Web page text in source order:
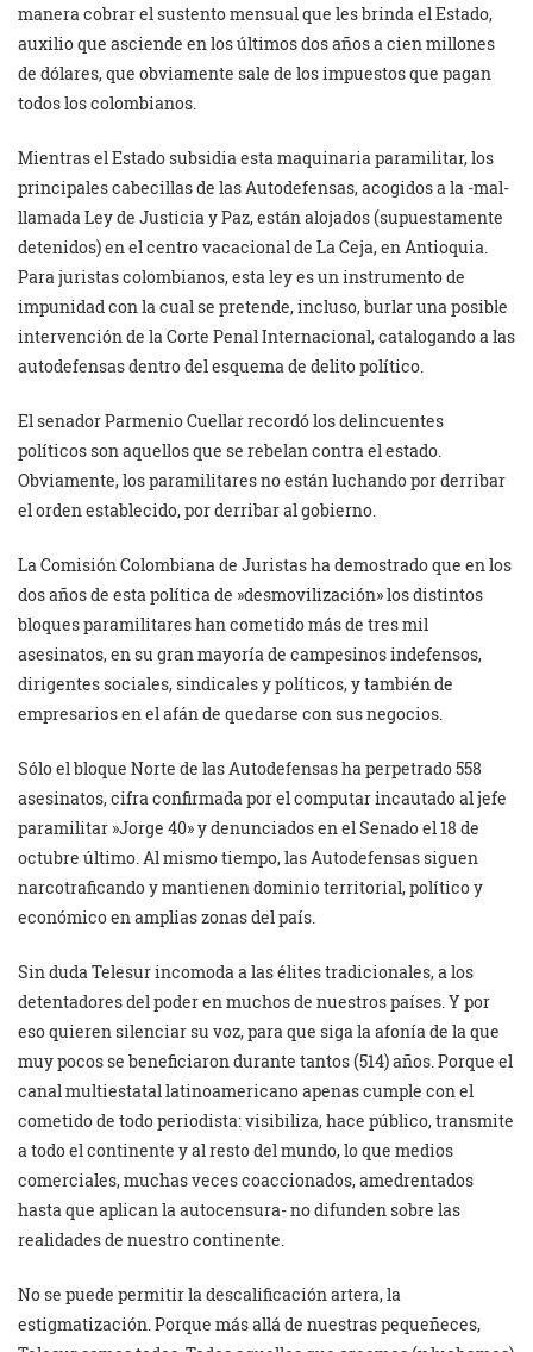
manera cobrar el sustento mensual que les brinda el Estado,
auxilio que asciende en los últimos dos años a cien millones
de dólares, que obviamente sale de los impuestos que pagan
todos los colombianos.
Mientras el Estado subsidia esta maquinaria paramilitar, los
principales cabecillas de las Autodefensas, acogidos a la -mal-
llamada Ley de Justicia y Paz, están alojados (supuestamente
detenidos) en el centro vacacional de La Ceja, en Antioquia.
Para juristas colombianos, esta ley es un instrumento de
impunidad con la cual se pretende, incluso, burlar una posible
intervención de la Corte Penal Internacional, catalogando a las
autodefensas dentro del esquema de delito político.
El senador Parmenio Cuellar recordó los delincuentes
políticos son aquellos que se rebelan contra el estado.
Obviamente, los paramilitares no están luchando por derribar
el orden establecido, por derribar al gobierno.
La Comisión Colombiana de Juristas ha demostrado que en los
dos años de esta política de »desmovilización» los distintos
bloques paramilitares han cometido más de tres mil
asesinatos, en su gran mayoría de campesinos indefensos,
dirigentes sociales, sindicales y políticos, y también de
empresarios en el afán de quedarse con sus negocios.
Sólo el bloque Norte de las Autodefensas ha perpetrado 558
asesinatos, cifra confirmada por el computar incautado al jefe
paramilitar »Jorge 40» y denunciados en el Senado el 18 de
octubre último. Al mismo tiempo, las Autodefensas siguen
narcotraficando y mantienen dominio territorial, político y
económico en amplias zonas del país.
Sin duda Telesur incomoda a las élites tradicionales, a los
detentadores del poder en muchos de nuestros países. Y por
eso quieren silenciar su voz, para que siga la afonía de la que
muy pocos se beneficiaron durante tantos (514) años. Porque el
canal multiestatal latinoamericano apenas cumple con el
cometido de todo periodista: visibiliza, hace público, transmite
a todo el continente y al resto del mundo, lo que medios
comerciales, muchas veces coaccionados, amedrentados
hasta que aplican la autocensura- no difunden sobre las
realidades de nuestro continente.
No se puede permitir la descalificación artera, la
estigmatización. Porque más allá de nuestras pequeñeces,